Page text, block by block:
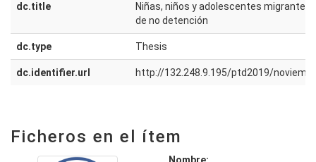
dc.title
Niñas, niños y adolescentes migrantes
de no detención
dc.type Thesis
dc.identifier.url http://132.248.9.195/ptd2019/
Ficheros en el ítem